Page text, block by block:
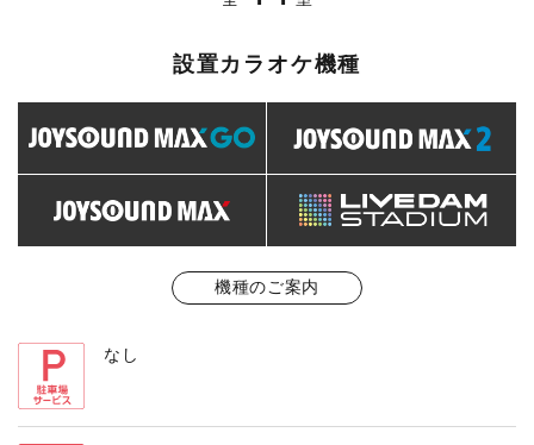
設置カラオケ機種
機種のご案内
なし